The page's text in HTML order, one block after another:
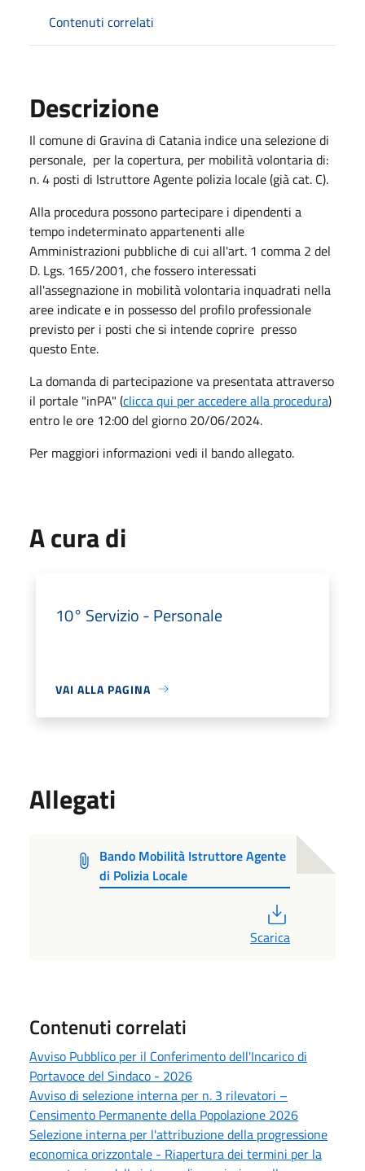
Contenuti correlati
Descrizione
Il comune di Gravina di Catania indice una selezione di
personale, per la copertura, per mobilità volontaria di:
n. 4 posti di Istruttore Agente polizia locale (già cat. C).
Alla procedura possono partecipare i dipendenti a
tempo indeterminato appartenenti alle
Amministrazioni pubbliche di cui all'art. 1 comma 2 del
D. Lgs. 165/2001, che fossero interessati
all'assegnazione in mobilità volontaria inquadrati nella
aree indicate e in possesso del profilo professionale
previsto per i posti che si intende coprire presso
questo Ente.
La domanda di partecipazione va presentata attraverso
il portale "inPA" (clicca qui per accedere alla procedura)
entro le ore 12:00 del giorno 20/06/2024.
Per maggiori informazioni vedi il bando allegato.
A cura di
10° Servizio - Personale
VAI ALLA PAGINA
Allegati
Bando Mobilità Istruttore Agente
di Polizia Locale
Scarica
Contenuti correlati
Avviso Pubblico per il Conferimento dell'Incarico di
Portavoce del Sindaco - 2026
Avviso di selezione interna per n. 3 rilevatori –
Censimento Permanente della Popolazione 2026
Selezione interna per l'attribuzione della progressione
economica orizzontale - Riapertura dei termini per la